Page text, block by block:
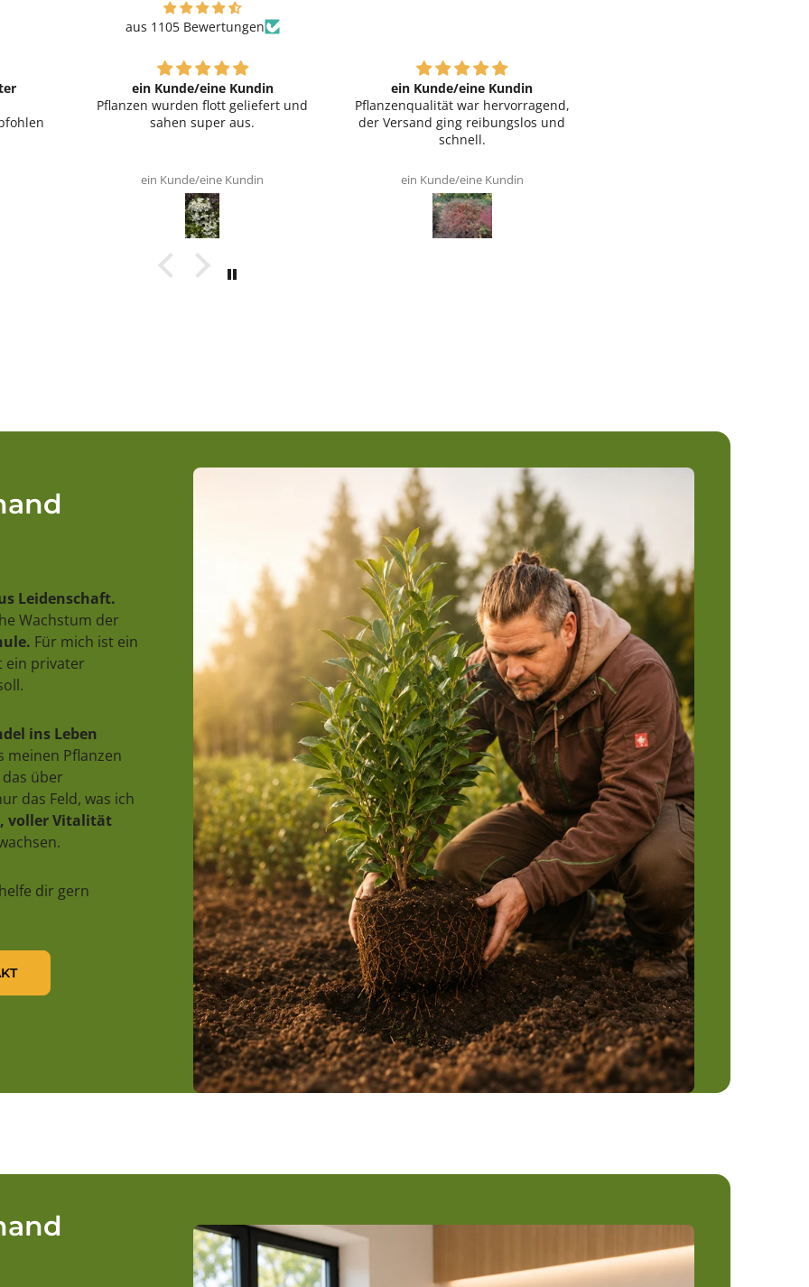
aus 1105 Bewertungen
ein Kunde/eine Kundin
Pflanzen wurden flott geliefert und
sahen super aus.
ein Kunde/eine Kundin
ein Kunde/eine Kundin
Pflanzenqualität war hervorragend,
der Versand ging reibungslos und
schnell.
ein Kunde/eine Kundin
Leidenschaft.
Wachstum der
Für mich ist ein
ein privater
ins Leben
meinen Pflanzen
über
das Feld, was ich
voller Vitalität
dir gern